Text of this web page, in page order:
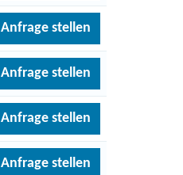
Anfrage stellen
Anfrage stellen
Anfrage stellen
Anfrage stellen